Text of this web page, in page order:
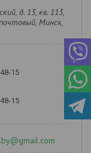
д. 13, кв. 113,
Минск,
15
15